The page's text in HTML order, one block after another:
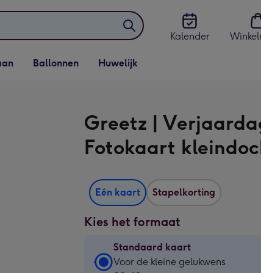
Kalender
Vervolgkeuzelijst
Ballonnen openen
Ballonnen
Vervolgkeuzelijst
Huwelijk openen
Huwelijk
Greetz |
Fotokaart
Eén kaart Stapelkorting
Kies het formaat
Standaard kaart
Standaard
Voor de kleine gelukwens